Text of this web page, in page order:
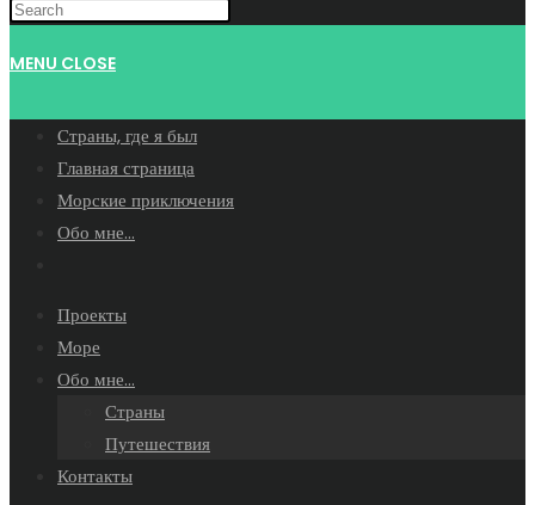
WEBSITE
MENU CLOSE
Страны, где я был
Главная страница
Морские приключения
Обо мне…
search
Проекты
Море
Обо мне…
Страны
Путешествия
Контакты